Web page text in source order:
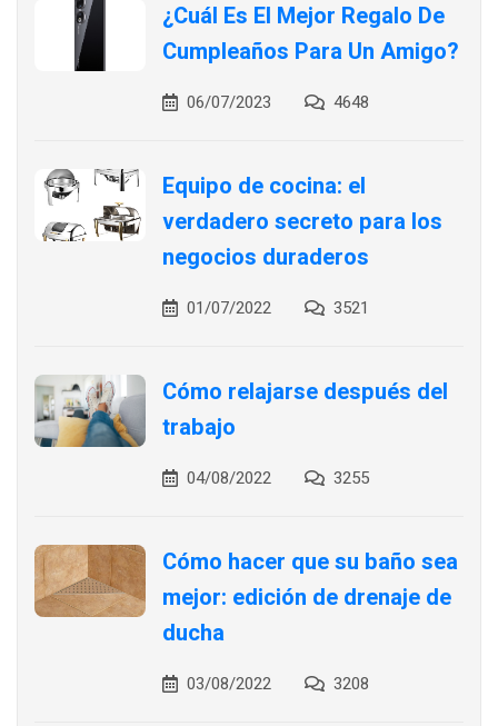
¿Cuál Es El Mejor Regalo De
Cumpleaños Para Un Amigo?
06/07/2023 4648
Equipo de cocina: el
verdadero secreto para los
negocios duraderos
01/07/2022 3521
Cómo relajarse después del
trabajo
04/08/2022 3255
Cómo hacer que su baño sea
mejor: edición de drenaje de
ducha
03/08/2022 3208